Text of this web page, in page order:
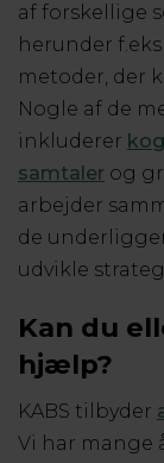
af forskellige
herunder
metoder, der
Nogle af de
inkluderer
samtaler og
arbejder
de
udvikle
Kan du
hjælp?
KABS tilbyder
Vi har mange